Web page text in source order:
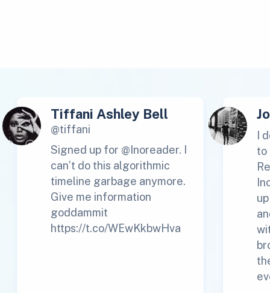
Tiffani Ashley Bell
@tiffani
Signed up for @Inoreader. I
can’t do this algorithmic
timeline garbage anymore.
Give me information
goddammit
https://t.co/WEwKkbwHva
I
to